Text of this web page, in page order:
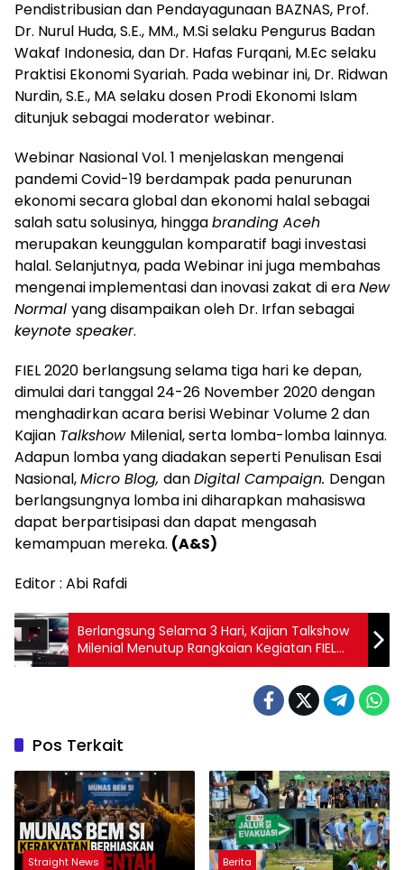
Pendistribusian dan Pendayagunaan BAZNAS, Prof.
Dr. Nurul Huda, S.E., MM., M.Si selaku Pengurus Badan
Wakaf Indonesia, dan Dr. Hafas Furqani, M.Ec selaku
Praktisi Ekonomi Syariah. Pada webinar ini, Dr. Ridwan
Nurdin, S.E., MA selaku dosen Prodi Ekonomi Islam
ditunjuk sebagai moderator webinar.
Webinar Nasional Vol. 1 menjelaskan mengenai
pandemi Covid-19 berdampak pada penurunan
ekonomi secara global dan ekonomi halal sebagai
salah satu solusinya, hinggabranding Aceh
merupakan keunggulan komparatif bagi investasi
halal. Selanjutnya, pada Webinar ini juga membahas
mengenai implementasi dan inovasi zakat di eraNew
Normal yang disampaikan oleh Dr. Irfan sebagai
keynote speaker.
FIEL 2020 berlangsung selama tiga hari ke depan,
dimulai dari tanggal 24-26 November 2020 dengan
menghadirkan acara berisi Webinar Volume 2 dan
Kajian Talkshow Milenial, serta lomba-lomba lainnya.
Adapun lomba yang diadakan seperti Penulisan Esai
Nasional,Micro Blog, danDigital Campaign. Dengan
berlangsungnya lomba ini diharapkan mahasiswa
dapat berpartisipasi dan dapat mengasah
kemampuan mereka. (A&S)
Editor : Abi Rafdi
Berlangsung Selama 3 Hari, Kajian Talkshow
Milenial Menutup Rangkaian Kegiatan FIEL
2020
Pos Terkait
Straight News Berita